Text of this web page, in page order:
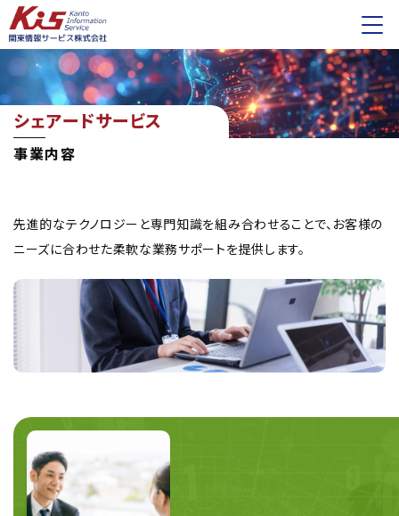
シェアードサービス
事業内容
先進的なテクノロジーと専門知識を組み合わせることで、お客様の
ニーズに合わせた柔軟な業務サポートを提供します。